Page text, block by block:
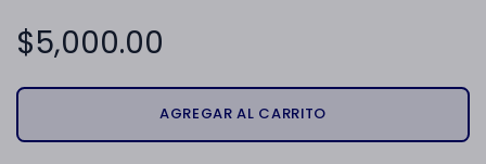
$5,000.00
AGREGAR AL CARRITO